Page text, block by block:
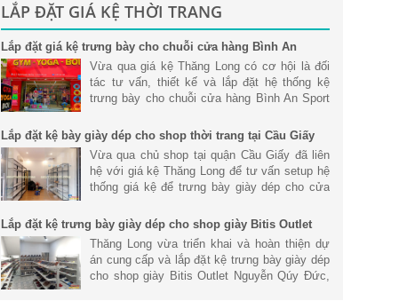
LẮP ĐẶT GIÁ KỆ THỜI TRANG
Lắp đặt giá kệ trưng bày cho chuỗi cửa hàng Bình An
Sport tại Tp. Hồ Chí MinhVừa qua giá kệ Thăng Long có cơ hội là đối
tác tư vấn, thiết kế và lắp đặt hệ thống kệ
trưng bày cho chuỗi cửa hàng Bình An Sport
Lắp đặt kệ bày giày dép cho shop thời trang tại Cầu Giấy
Vừa qua chủ shop tại quận Cầu Giấy đã liên
hệ với giá kệ Thăng Long để tư vấn setup hệ
thống giá kệ để trưng bày giày dép cho cửa
đại và chuyên nghiệp nhất.
Lắp đặt kệ trưng bày giày dép cho shop giày Bitis Outlet
Nguyễn Qúy ĐứcThăng Long vừa triển khai và hoàn thiện dự
án cung cấp và lắp đặt kệ trưng bày giày dép
cho shop giày Bitis Outlet Nguyễn Qúy Đức,